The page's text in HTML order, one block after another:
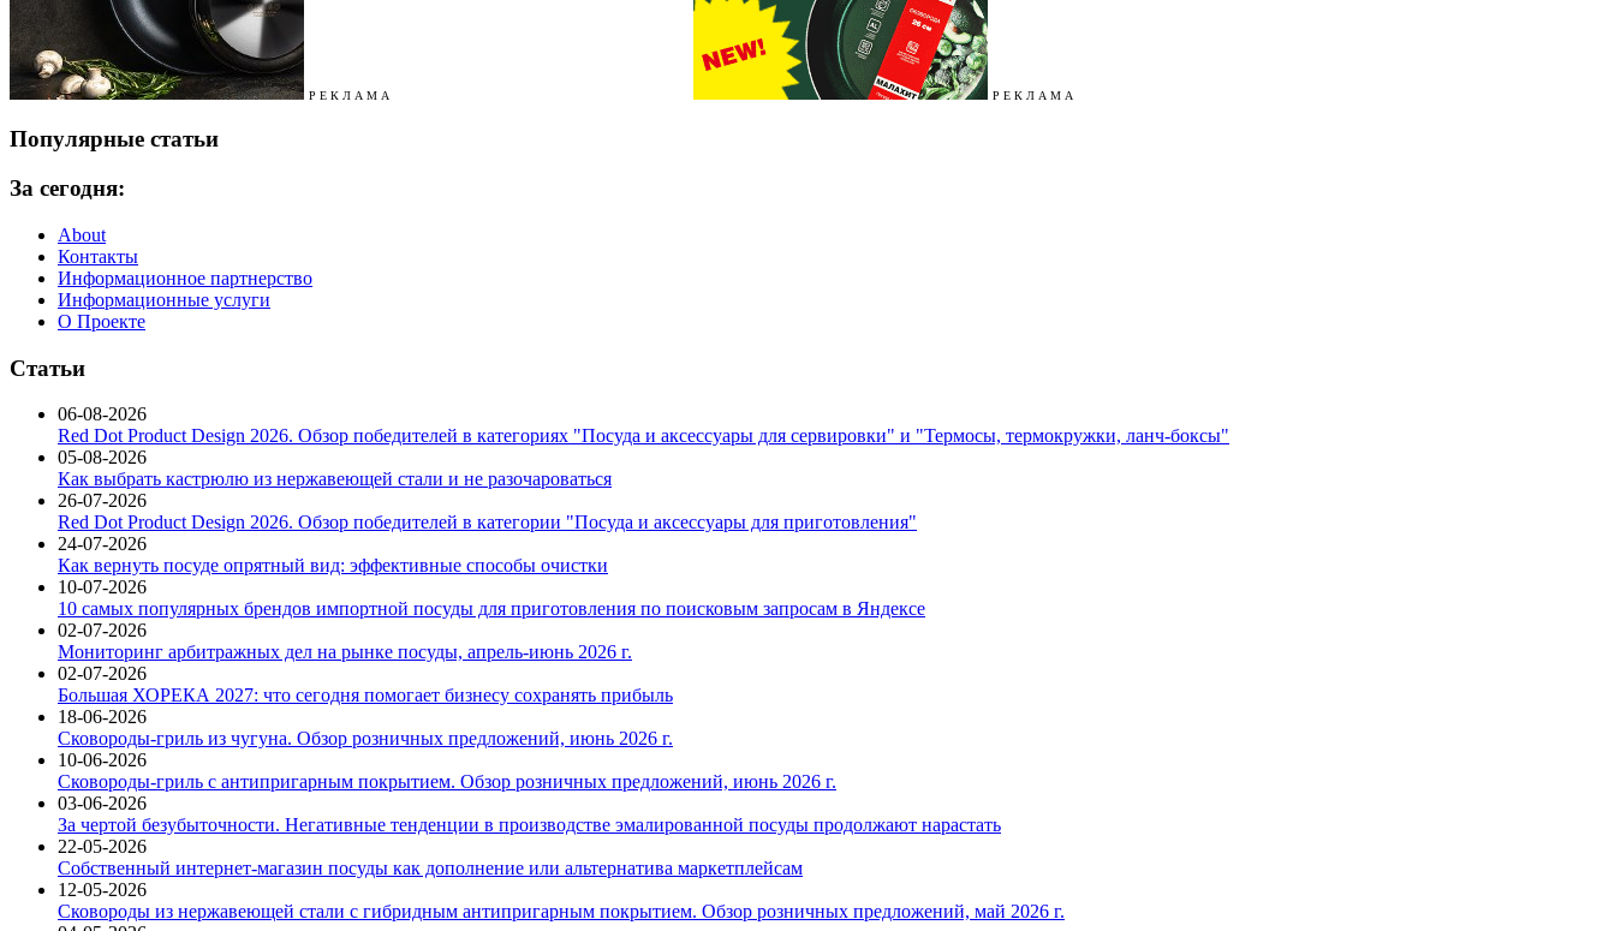
Р Е К Л А М А Р Е К Л А М А
Популярные статьи
За сегодня:
About
Контакты
Информационное партнерство
Информационные услуги
О Проекте
Статьи
06-08-2026
Red Dot Product Design 2026. Обзор победителей в категориях "Посуда и аксессуары для сервировки" и "Термосы, термокружки, ланч-боксы"
05-08-2026
Как выбрать кастрюлю из нержавеющей стали и не разочароваться
26-07-2026
Red Dot Product Design 2026. Обзор победителей в категории "Посуда и аксессуары для приготовления"
24-07-2026
Как вернуть посуде опрятный вид: эффективные способы очистки
10-07-2026
10 самых популярных брендов импортной посуды для приготовления по поисковым запросам в Яндексе
02-07-2026
Мониторинг арбитражных дел на рынке посуды, апрель-июнь 2026 г.
02-07-2026
Большая ХОРЕКА 2027: что сегодня помогает бизнесу сохранять прибыль
18-06-2026
Сковороды-гриль из чугуна. Обзор розничных предложений, июнь 2026 г.
10-06-2026
Сковороды-гриль с антипригарным покрытием. Обзор розничных предложений, июнь 2026 г.
03-06-2026
За чертой безубыточности. Негативные тенденции в производстве эмалированной посуды продолжают нарастать
22-05-2026
Собственный интернет-магазин посуды как дополнение или альтернатива маркетплейсам
12-05-2026
Сковороды из нержавеющей стали с гибридным антипригарным покрытием. Обзор розничных предложений, май 2026 г.